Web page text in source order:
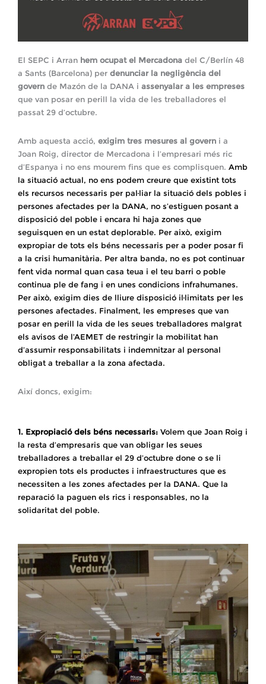
El SEPC i Arran hem ocupat el Mercadona del C/Berlín 48
a Sants (Barcelona) perdenunciar la negligència del
govern de Mazón de la DANA iassenyalar a les empreses
que van posar en perill la vida de les treballadores el
passat 29 d’octubre.
Amb aquesta acció,exigim tres mesures al govern i a
Joan Roig, director de Mercadona i l’empresari més ric
d’Espanya i no ens mourem fins que es complisquen.Amb
la situació actual, no ens podem creure que existint tots
els recursos necessaris per pal·liar la situació dels pobles i
persones afectades per la DANA, no s’estiguen posant a
disposició del poble i encara hi haja zones que
seguisquen en un estat deplorable. Per això, exigim
expropiar de tots els béns necessaris per a poder posar fi
a la crisi humanitària. Per altra banda, no es pot continuar
fent vida normal quan casa teua i el teu barri o poble
continua ple de fang i en unes condicions infrahumanes.
Per això, exigim dies de lliure disposició il·limitats per les
persones afectades. Finalment, les empreses que van
posar en perill la vida de les seues treballadores malgrat
els avisos de l’AEMET de restringir la mobilitat han
d’assumir responsabilitats i indemnitzar al personal
obligat a treballar a la zona afectada.
Així doncs, exigim:
1. Expropiació dels béns necessaris: Volem que Joan Roig i
la resta d’empresaris que van obligar les seues
treballadores a treballar el 29 d’octubre done o se li
expropien tots els productes i infraestructures que es
necessiten a les zones afectades per la DANA. Que la
reparació la paguen els rics i responsables, no la
solidaritat del poble.